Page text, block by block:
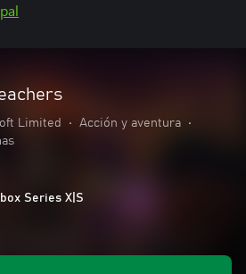
Limited • Acción y aventura
•
Series X|S